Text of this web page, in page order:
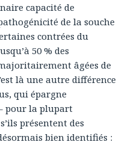
capacité de
de la souche
contrées du
50 % des
âgées de
là une autre différence
qui épargne
pour la plupart
présentent des
bien identifiés :